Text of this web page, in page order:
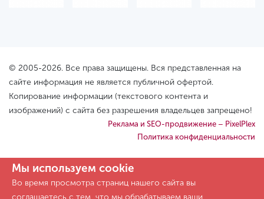
© 2005-2026. Все права защищены. Вся представленная на
сайте информация не является публичной офертой.
Копирование информации (текстового контента и
изображений) с сайта без разрешения владельцев запрещено!
Реклама и SEO-продвижение – PixelPlex
Политика конфиденциальности
Мы используем cookie
Во время просмотра страниц нашего сайта вы